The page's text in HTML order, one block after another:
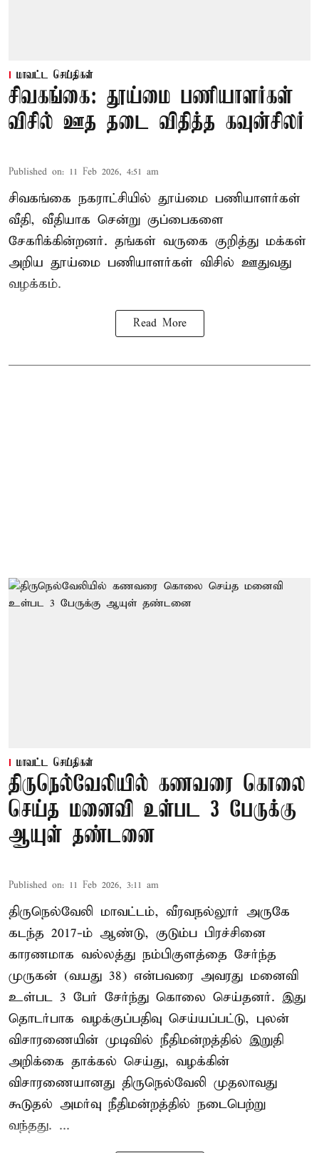
மாவட்ட செய்திகள்
சிவகங்கை: தூய்மை பணியாளர்கள்
விசில் ஊத தடை விதித்த கவுன்சிலர்
Published on: 11 Feb 2026, 4:51 am
சிவகங்கை நகராட்சியில் தூய்மை பணியாளர்கள்
வீதி, வீதியாக சென்று குப்பைகளை
சேகரிக்கின்றனர். தங்கள் வருகை குறித்து மக்கள்
அறிய தூய்மை பணியாளர்கள் விசில் ஊதுவது
வழக்கம்.
Read More
மாவட்ட செய்திகள்
திருநெல்வேலியில் கணவரை கொலை
செய்த மனைவி உள்பட 3 பேருக்கு
ஆயுள் தண்டனை
Published on: 11 Feb 2026, 3:11 am
திருநெல்வேலி மாவட்டம், வீரவநல்லூர் அருகே
கடந்த 2017-ம் ஆண்டு, குடும்ப பிரச்சினை
காரணமாக வல்லத்து நம்பிகுளத்தை சேர்ந்த
முருகன் (வயது 38) என்பவரை அவரது மனைவி
உள்பட 3 பேர் சேர்ந்து கொலை செய்தனர். இது
தொடர்பாக வழக்குப்பதிவு செய்யப்பட்டு, புலன்
விசாரணையின் முடிவில் நீதிமன்றத்தில் இறுதி
அறிக்கை தாக்கல் செய்து, வழக்கின்
விசாரணையானது திருநெல்வேலி முதலாவது
கூடுதல் அமர்வு நீதிமன்றத்தில் நடைபெற்று
வந்தது. ...